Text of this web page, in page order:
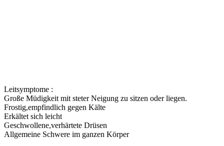
Leitsymptome :
Große Müdigkeit mit steter Neigung zu sitzen oder liegen.
Frostig,empfindlich gegen Kälte
Erkältet sich leicht
Geschwollene,verhärtete Drüsen
Allgemeine Schwere im ganzen Körper